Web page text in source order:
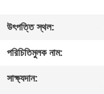
মান
নিয়ন্ত্রণ
উৎপত্তি স্থল:
পরিচিতিমুলক নাম:
সাক্ষ্যদান: